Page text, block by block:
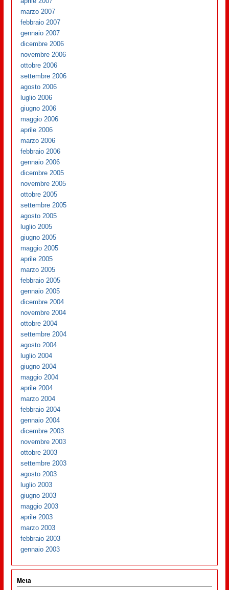
marzo 2007
febbraio 2007
gennaio 2007
dicembre 2006
novembre 2006
ottobre 2006
settembre 2006
agosto 2006
luglio 2006
giugno 2006
maggio 2006
aprile 2006
marzo 2006
febbraio 2006
gennaio 2006
dicembre 2005
novembre 2005
ottobre 2005
settembre 2005
agosto 2005
luglio 2005
giugno 2005
maggio 2005
aprile 2005
marzo 2005
febbraio 2005
gennaio 2005
dicembre 2004
novembre 2004
ottobre 2004
settembre 2004
agosto 2004
luglio 2004
giugno 2004
maggio 2004
aprile 2004
marzo 2004
febbraio 2004
gennaio 2004
dicembre 2003
novembre 2003
ottobre 2003
settembre 2003
agosto 2003
luglio 2003
giugno 2003
maggio 2003
aprile 2003
marzo 2003
febbraio 2003
gennaio 2003
Meta